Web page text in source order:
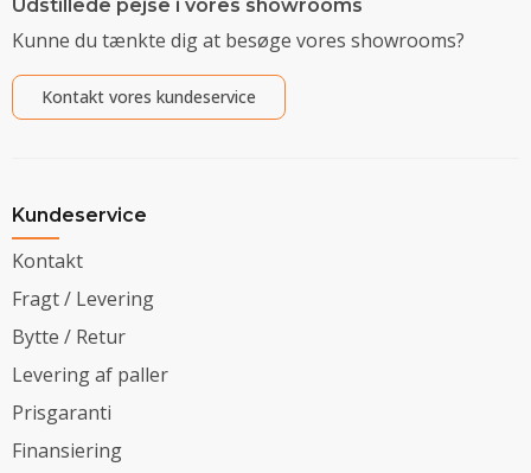
Udstillede pejse i vores showrooms
Kunne du tænkte dig at besøge vores showrooms?
Kontakt vores kundeservice
Kundeservice
Kontakt
Fragt / Levering
Bytte / Retur
Levering af paller
Prisgaranti
Finansiering